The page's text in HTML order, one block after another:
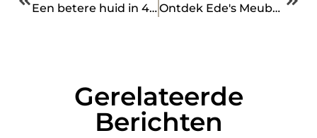
Een betere huid in 4 stappen! Ontdek Ede's Meubelparadijs – Jouw Gids naar de Beste Meubelwinkels
Gerelateerde
Berichten